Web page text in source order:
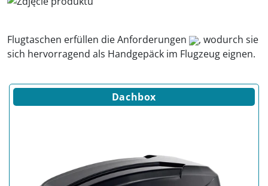
Flugtaschen erfüllen die Anforderungen
, wodurch sie
sich hervorragend als Handgepäck im Flugzeug eignen.
Dachbox